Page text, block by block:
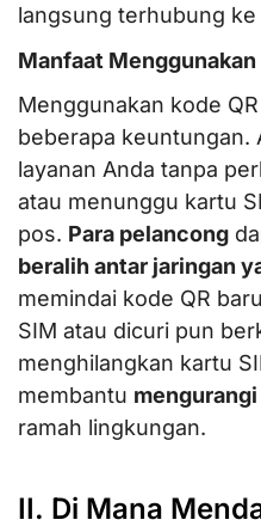
langsung terhubung
Manfaat Menggunakan
Menggunakan kode
beberapa keuntungan.
layanan Anda tanpa
atau menunggu kartu
pos. Para pelancong
beralih antar jaringan
memindai kode QR
SIM atau dicuri pun
menghilangkan kartu
membantu
ramah lingkungan.
II. Di Mana